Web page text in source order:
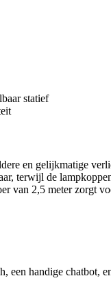
statief
en gelijkmatige
terwijl de
van 2,5 meter zorgt
handige chatbot,